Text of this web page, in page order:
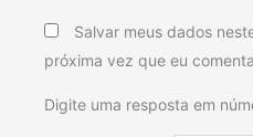
Salvar meus dados
próxima vez que eu
Digite uma resposta em